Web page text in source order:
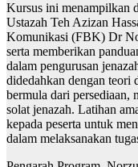
Kursus ini menampilkan
Ustazah Teh Azizan
Komunikasi (FBK) Dr
serta memberikan
dalam pengurusan
didedahkan dengan teori
bermula dari persediaan,
solat jenazah. Latihan
kepada peserta untuk
dalam melaksanakan